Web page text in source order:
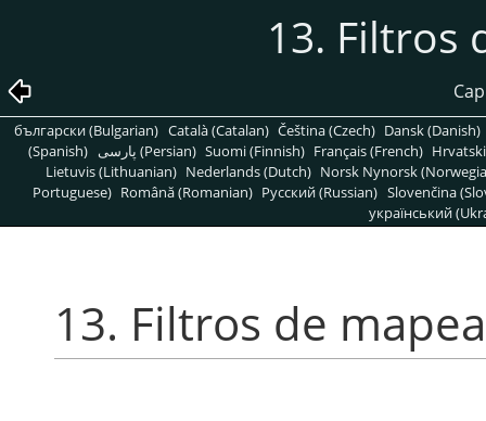
13. Filtros
български (Bulgarian) Català (Catalan) Čeština (Czech) Dansk (Danish)
(Spanish)
پارسی (Persian) Suomi (Finnish) Français (French)
Lietuvis (Lithuanian) Nederlands (Dutch) Norsk Nynorsk
Portuguese) Română (Romanian) Pусский (Russian) Slovenčina
український
13. Filtros de